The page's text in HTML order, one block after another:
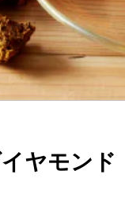
ーランス
知識
イヤモン